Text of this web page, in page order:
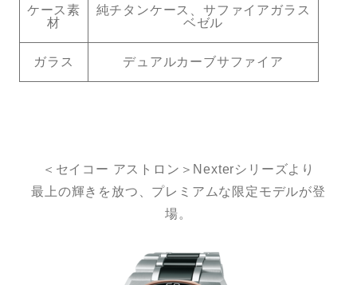
ケース素
材
純チタンケース、サファイアガラス
ベゼル
ガラス デュアルカーブサファイア
＜セイコー アストロン＞Nexterシリーズより
最上の輝きを放つ、プレミアムな限定モデルが登
場。